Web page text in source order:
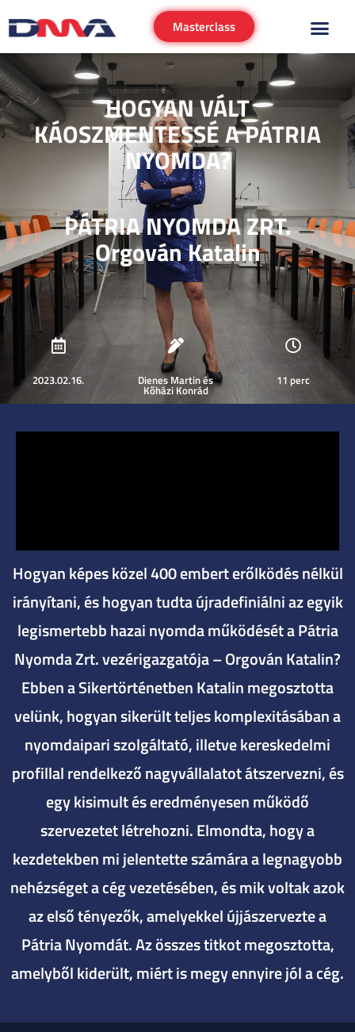
Masterclass
HOGYAN VÁLT
KÁOSZMENTESSÉ A PÁTRIA
NYOMDA?
PÁTRIA NYOMDA ZRT.
Orgován Katalin
2023.02.16. Dienes Martin és
Kőházi Konrád
11 perc
Hogyan képes közel 400 embert erőlködés nélkül
irányítani, és hogyan tudta újradefiniálni az egyik
legismertebb hazai nyomda működését a Pátria
Nyomda Zrt. vezérigazgatója – Orgován Katalin?
Ebben a Sikertörténetben Katalin megosztotta
velünk, hogyan sikerült teljes komplexitásában a
nyomdaipari szolgáltató, illetve kereskedelmi
profillal rendelkező nagyvállalatot átszervezni, és
egy kisimult és eredményesen működő
szervezetet létrehozni. Elmondta, hogy a
kezdetekben mi jelentette számára a legnagyobb
nehézséget a cég vezetésében, és mik voltak azok
az első tényezők, amelyekkel újjászervezte a
Pátria Nyomdát. Az összes titkot megosztotta,
amelyből kiderült, miért is megy ennyire jól a cég.